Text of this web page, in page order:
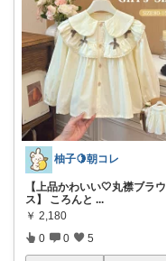
柚子🍋朝コレ
【上品かわいい🤍丸襟ブラウ
ス】 ころんと ...
￥ 2,180
0 0 5